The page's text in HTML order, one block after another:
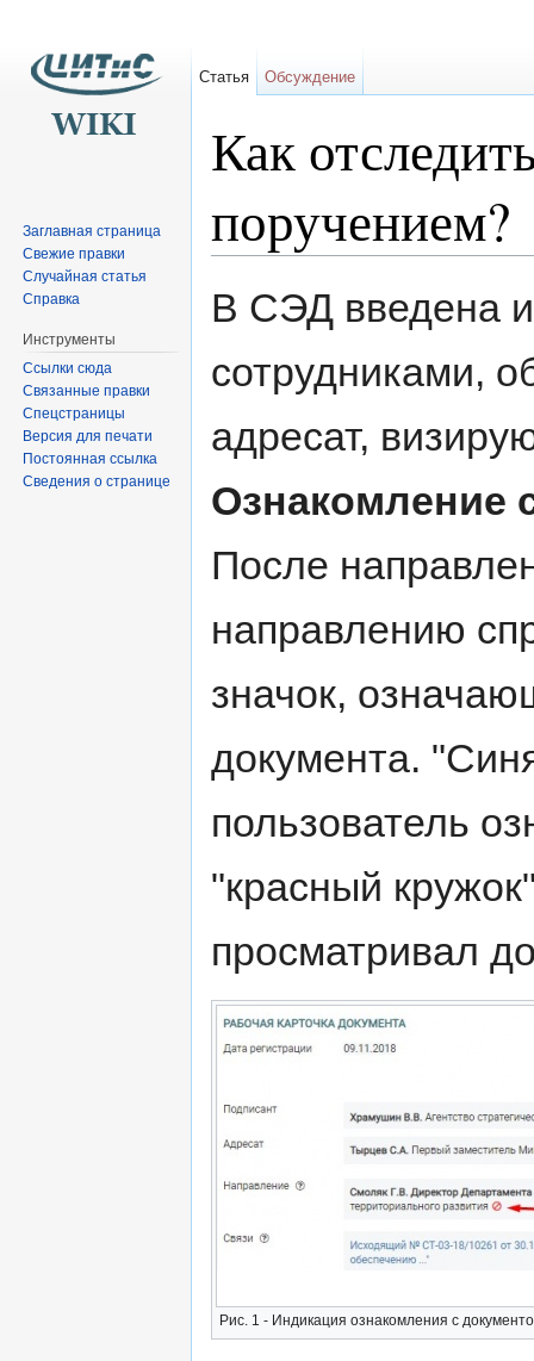
Как
поручением?
В СЭД введена
сотрудниками,
адресат,
Ознакомление
После
направлению
значок,
документа.
пользователь
"красный
просматривал
Рис. 1 - Индикация ознакомления с
Статья Обсуждение
Заглавная страница
Свежие правки
Случайная статья
Справка
Инструменты
Ссылки сюда
Связанные правки
Спецстраницы
Версия для печати
Постоянная ссылка
Сведения о странице